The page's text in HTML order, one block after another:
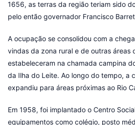
1656, as terras da região teriam sido
pelo então governador Francisco
A ocupação se consolidou com a
vindas da zona rural e de outras áreas
estabeleceram na chamada campina
da Ilha do Leite. Ao longo do tempo, a
expandiu para áreas próximas ao Rio
Em 1958, foi implantado o Centro
equipamentos como colégio, posto